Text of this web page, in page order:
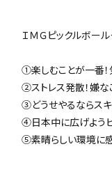
ＩＭＧピックルボー
①楽しむことが一番！
②ストレス発散！嫌な
③どうせやるならスキ
④日本中に広げようピ
⑤素晴らしい環境に